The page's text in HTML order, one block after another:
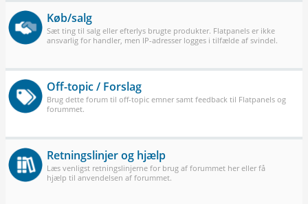
Køb/salg
Sæt ting til salg eller efterlys brugte produkter. Flatpanels er ikke
ansvarlig for handler, men IP-adresser logges i tilfælde af svindel.
Off-topic / Forslag
Brug dette forum til off-topic emner samt feedback til Flatpanels og
forummet.
Retningslinjer og hjælp
Læs venligst retningslinjerne for brug af forummet her eller få
hjælp til anvendelsen af forummet.